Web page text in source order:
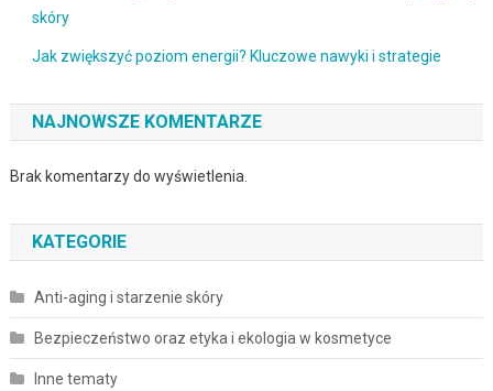
skóry
Jak zwiększyć poziom energii? Kluczowe nawyki i strategie
NAJNOWSZE KOMENTARZE
Brak komentarzy do wyświetlenia.
KATEGORIE
Anti-aging i starzenie skóry
Bezpieczeństwo oraz etyka i ekologia w kosmetyce
Inne tematy